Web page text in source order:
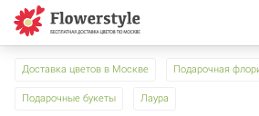
Доставка цветов в Москве Подарочная
Подарочные букеты Лаура